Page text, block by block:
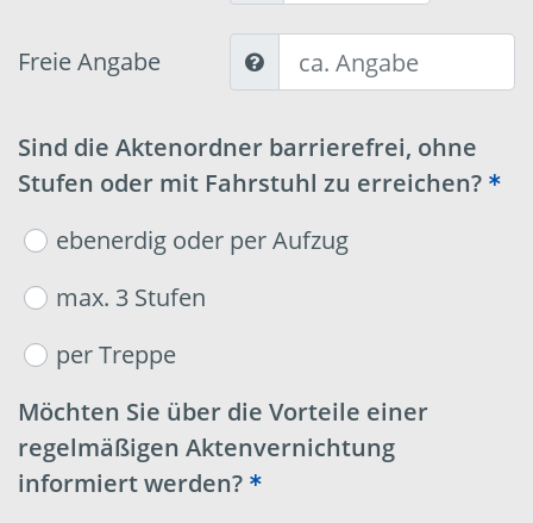
Freie Angabe
Sind die Aktenordner barrierefrei, ohne
Stufen oder mit Fahrstuhl zu erreichen?
ebenerdig oder per Aufzug
max. 3 Stufen
per Treppe
Möchten Sie über die Vorteile einer
regelmäßigen Aktenvernichtung
informiert werden?